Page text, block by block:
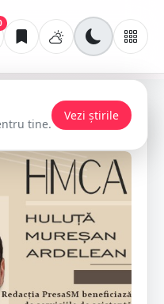
tine.
Vezi știrile